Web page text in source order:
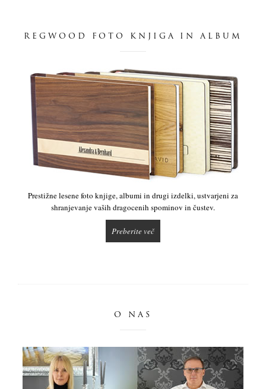
REGWOOD FOTO KNJIGA IN ALBUM
Prestižne lesene foto knjige, albumi in drugi izdelki, ustvarjeni za
shranjevanje vaših dragocenih spominov in čustev.
Preberite več
O NAS